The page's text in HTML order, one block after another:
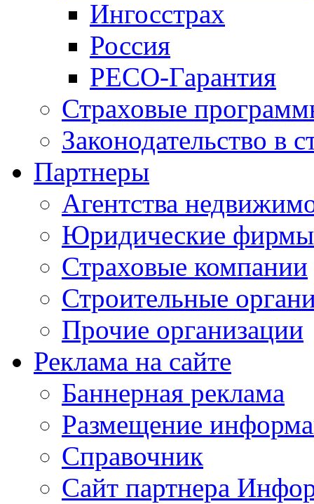
Ингосстрах
Россия
РЕСО-Гарантия
Страховые
Законодательство в
Партнеры
Агентства
Юридические фирмы
Страховые компании
Строительные
Прочие организации
Реклама на сайте
Баннерная реклама
Размещение
Справочник
Сайт партнера